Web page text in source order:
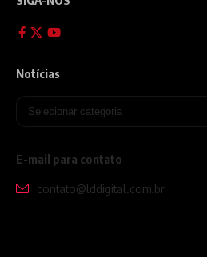
Notícias
E-mail para contato
contato@lddigital.com.br